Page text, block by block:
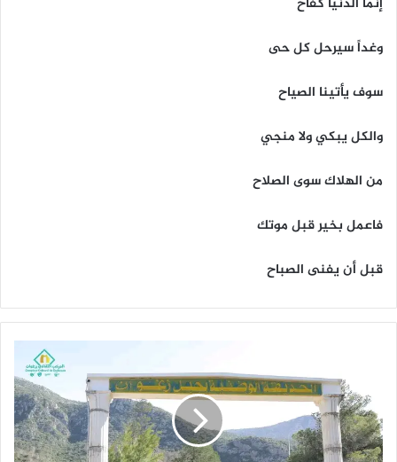
وغداً سيرحل كل حى
سوف يأتينا الصياح
والكل يبكي ولا منجي
من الهلاك سوى الصلاح
فاعمل بخير قبل موتك
قبل أن يفنى الصباح
ا
م